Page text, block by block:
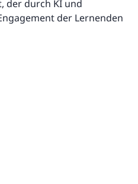
der durch KI und
der Lernenden